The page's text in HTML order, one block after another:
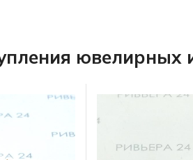
ювелирных